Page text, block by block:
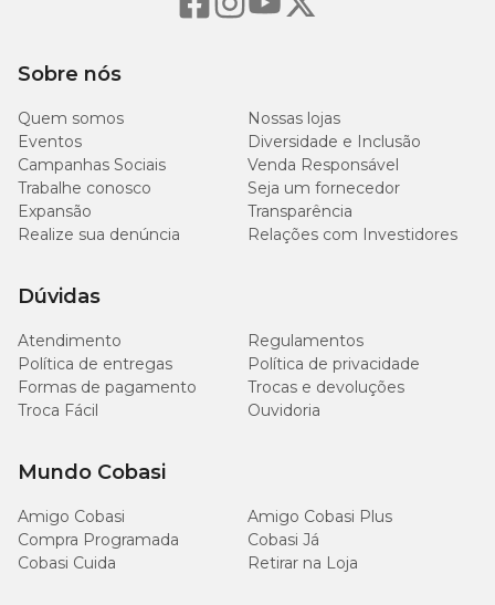
Sobre nós
Quem somos
Nossas lojas
Eventos
Diversidade e Inclusão
Campanhas Sociais
Venda Responsável
Trabalhe conosco
Seja um fornecedor
Expansão
Transparência
Realize sua denúncia
Relações com Investidores
Dúvidas
Atendimento
Regulamentos
Política de entregas
Política de privacidade
Formas de pagamento
Trocas e devoluções
Troca Fácil
Ouvidoria
Mundo Cobasi
Amigo Cobasi
Amigo Cobasi Plus
Compra Programada
Cobasi Já
Cobasi Cuida
Retirar na Loja